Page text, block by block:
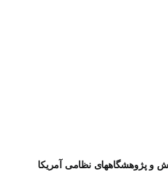
و پژوهشگاههای نظامی آمریکا